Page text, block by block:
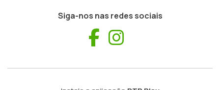
Siga-nos nas redes sociais
Facebook